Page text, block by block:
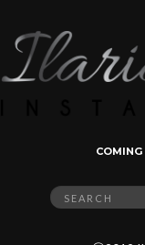
COMING
Search
for: